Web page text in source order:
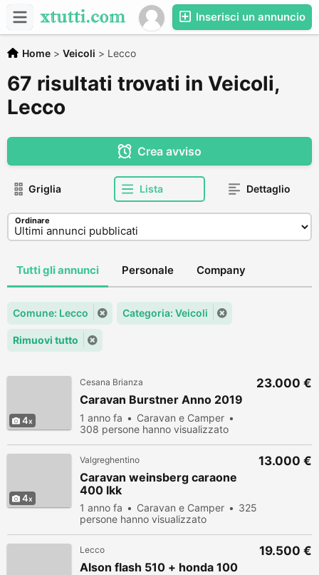
Inserisci un annuncio
Home > Veicoli > Lecco
67 risultati trovati in Veicoli,
Lecco
Crea avviso
Griglia Lista Dettaglio
Ordinare
Tutti gli annunci Personale Company
Comune: Lecco Categoria: Veicoli
Rimuovi tutto
4
Cesana Brianza
Caravan Burstner Anno 2019
1 anno fa
Caravan e Camper
308 persone hanno visualizzato
23.000 €
4
Valgreghentino
Caravan weinsberg caraone
400 lkk
1 anno fa Caravan e Camper
325
persone hanno visualizzato
13.000 €
Lecco
Alson flash 510 + honda 100
19.500 €